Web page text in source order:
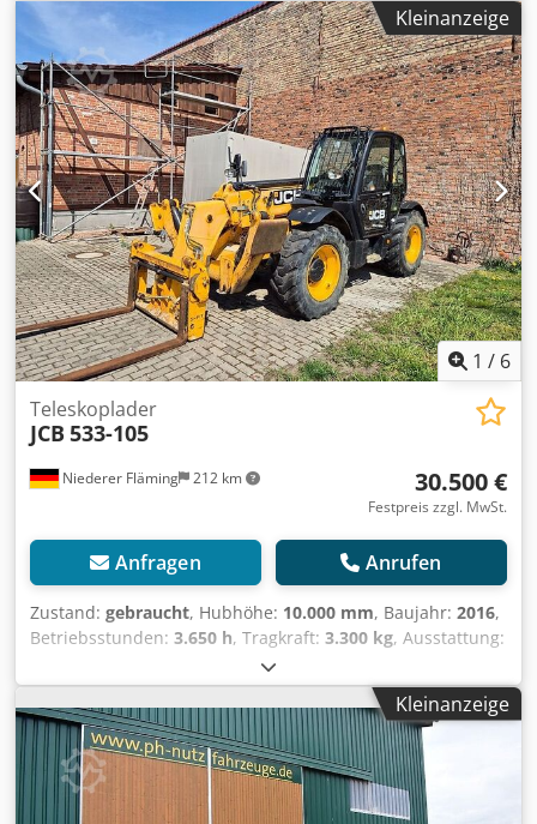
ohne DPF oder Abgasnachbehandlung Bereifung vorne
100% 3 Steuerkreis 3 Lenkarten - Vorderrad-Hundegang-
Allrad Hubhöhe 7 m Tragkraft 3,1 to Preis 29.900,00 € netto
Gegen Aufpreis erhältlich Erdschaufel 1.490,00 € netto
Leichtgutschaufel 2 m³ 1.950,00 € netto Leichtgutschaufel
2,7 m³ 2.150,00 € netto Leichtgutschaufel mit doppelter
Schürfleiste (Wendemesser) 2 m³ 2.250,00 € netto
Leichtgutschaufel mit doppelter Schürfleiste
(Wendemesser) 2,7 m³ 2.450,00 € netto Für JCB oder
Manitou, Claas, Merlo Arbeitskorb klein 1,2m breit 990,00 €
netto Arbeitskorb groß 2m breit 1.550,00 € netto
Besichtigung jederzeit möglich, nach telefonischer Temin
Absprache. Crjdpfsy Tz Ehjx Aamjf Alle Angaben ohne
Gewähr.
Kleinanzeige
1 / 6
Niederer Fläming 212 km
Teleskoplader
JCB 533-105
30.500 €
Festpreis zzgl. MwSt.
Anfragen Anrufen
Zustand: gebraucht, Hubhöhe: 10.000 mm, Baujahr: 2016,
Betriebsstunden: 3.650 h, Tragkraft: 3.300 kg, Ausstattung:
, JCB 533-105 Baujahr 2016 ca. 3.650 Stunden 3
Steuerkreis 3 Lenkarten - Vorderrad-Hundegang-Allrad
Hubhöhe 10,5 m Tragkraft 3,3 to Preis 30.500,00 € netto
Gegen Aufpreis erhältlich Erdschaufel 1.490,00 € netto
Cjdoy Tz D Dopfx Aamjrf Leichtgutschaufel 2 m³ 1.950,00 €
netto Leichtgutschaufel 2,7 m³ 2.150,00 € netto
Leichtgutschaufel mit doppelter Schürfleiste
Kleinanzeige